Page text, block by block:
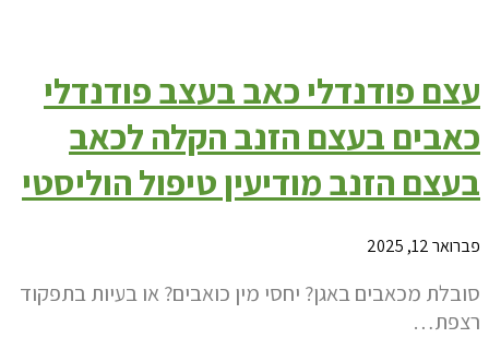
עצם פודנדלי כאב בעצב פודנדלי
כאבים בעצם הזנב הקלה לכאב
בעצם הזנב מודיעין טיפול הוליסטי
פברואר 12, 2025
סובלת מכאבים באגן? יחסי מין כואבים? או בעיות בתפקוד
רצפת…